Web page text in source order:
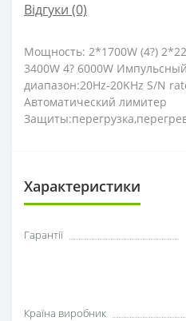
Відгуки (0)
Мощность: 2*1700W (4?)
3400W 4? 6000W
диапазон:20Hz-20KHz S/N
Автоматический лимитер
Характеристики
Гарантії
Країна виробник